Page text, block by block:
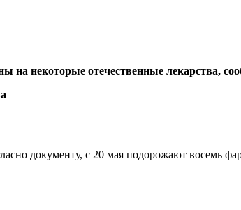
на некоторые отечественные лекарства,
документу, с 20 мая подорожают восемь